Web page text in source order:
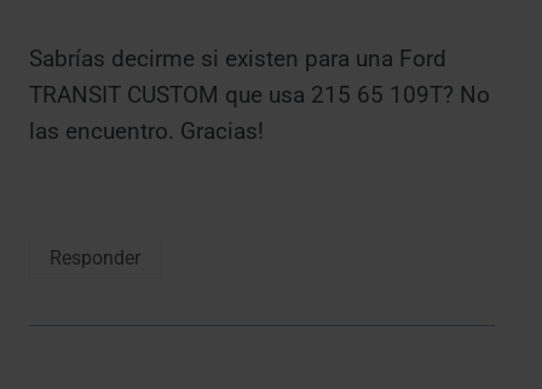
Sabrías decirme si existen para una Ford
TRANSIT CUSTOM que usa 215 65 109T? No
las encuentro. Gracias!
Responder